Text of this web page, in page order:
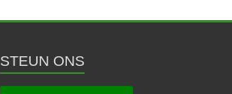
STEUN ONS